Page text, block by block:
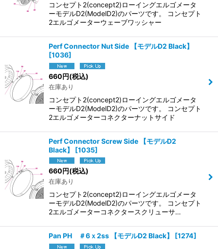
コンセプト2(concept2)ローイングエルゴメータ
ーモデルD2(ModelD2)のパーツです。 コンセプト
2エルゴメーターウェーブワッシャー
Perf Connector Nut Side 【モデルD2 Black】
[1036]
660円(税込)
在庫あり
コンセプト2(concept2)ローイングエルゴメータ
ーモデルD2(ModelD2)のパーツです。 コンセプト
2エルゴメーターコネクターナットサイド
Perf Connector Screw Side 【モデルD2
Black】
[1035]
660円(税込)
在庫あり
コンセプト2(concept2)ローイングエルゴメータ
ーモデルD2(ModelD2)のパーツです。 コンセプト
2エルゴメーターコネクタースクリューサ…
Pan PH ＃6ｘ2ss 【モデルD2 Black】 [1274]